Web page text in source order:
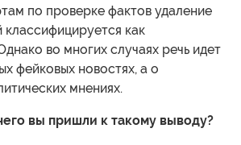
по проверке фактов удаление
классифицируется как
во многих случаях речь идет
фейковых новостях, а о
мнениях.
вы пришли к такому выводу?